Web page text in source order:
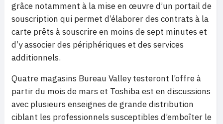
grâce notamment à la mise en œuvre d’un portail de
souscription qui permet d’élaborer des contrats à la
carte prêts à souscrire en moins de sept minutes et
d’y associer des périphériques et des services
additionnels.
Quatre magasins Bureau Valley testeront l’offre à
partir du mois de mars et Toshiba est en discussions
avec plusieurs enseignes de grande distribution
ciblant les professionnels susceptibles d’emboîter le